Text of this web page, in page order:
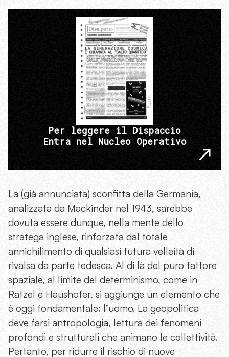
Per leggere il Dispaccio
Entra nel Nucleo Operativo
La (già annunciata) sconfitta della Germania,
analizzata da Mackinder nel 1943, sarebbe
dovuta essere dunque, nella mente dello
stratega inglese, rinforzata dal totale
annichilimento di qualsiasi futura velleità di
rivalsa da parte tedesca. Al di là del puro fattore
spaziale, al limite del determinismo, come in
Ratzel e Haushofer, si aggiunge un elemento che
è oggi fondamentale: l’uomo. La geopolitica
deve farsi antropologia, lettura dei fenomeni
profondi e strutturali che animano le collettività.
Pertanto, per ridurre il rischio di nuove